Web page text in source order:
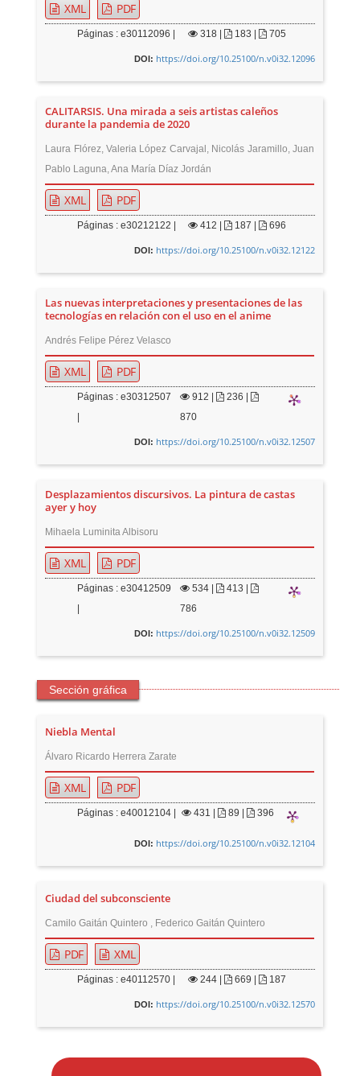
XML PDF
Páginas : e30112096 | 318| 183 | 705
DOI: https://doi.org/10.25100/n.v0i32.12096
CALITARSIS. Una mirada a seis artistas caleños
durante la pandemia de 2020
Laura Flórez, Valeria López Carvajal, Nicolás Jaramillo, Juan
Pablo Laguna, Ana María Díaz Jordán
XML PDF
Páginas : e30212122 | 412 187 | 696
DOI: https://doi.org/10.25100/n.v0i32.12122
Las nuevas interpretaciones y presentaciones de las
tecnologías en relación con el uso en el anime
Andrés Felipe Pérez Velasco
XML PDF
Páginas : e30312507
912
236 |
870
DOI: https://doi.org/10.25100/n.v0i32.12507
Desplazamientos discursivos. La pintura de castas
ayer y hoy
Mihaela Luminita Albisoru
XML PDF
Páginas : e30412509
534|
413 |
786
DOI: https://doi.org/10.25100/n.v0i32.12509
Sección gráfica
Niebla Mental
Álvaro Ricardo Herrera Zarate
XML PDF
Páginas : e40012104 | 431 89 | 396
DOI: https://doi.org/10.25100/n.v0i32.12104
Ciudad del subconsciente
Camilo Gaitán Quintero , Federico Gaitán Quintero
PDF XML
Páginas : e40112570 | 244| 669 | 187
DOI: https://doi.org/10.25100/n.v0i32.12570